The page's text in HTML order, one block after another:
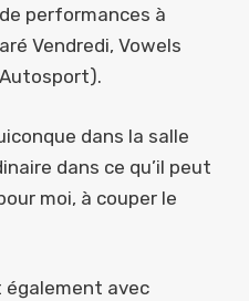
performances à
Vendredi, Vowels
dans la salle
dans ce qu’il peut
moi, à couper le
également avec